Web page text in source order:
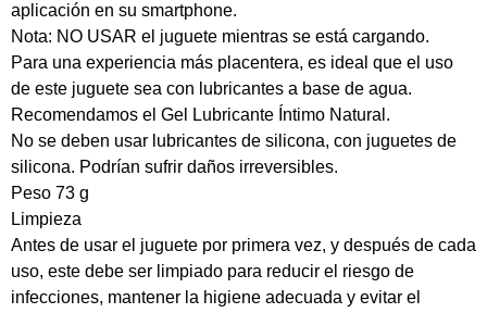
aplicación en su smartphone.
Nota: NO USAR el juguete mientras se está cargando.
Para una experiencia más placentera, es ideal que el uso
de este juguete sea con lubricantes a base de agua.
Recomendamos el Gel Lubricante Íntimo Natural.
No se deben usar lubricantes de silicona, con juguetes de
silicona. Podrían sufrir daños irreversibles.
Peso 73 g
Limpieza
Antes de usar el juguete por primera vez, y después de cada
uso, este debe ser limpiado para reducir el riesgo de
infecciones, mantener la higiene adecuada y evitar el